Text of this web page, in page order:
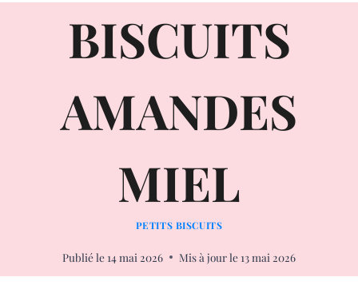
BISCUITS
AMANDES
MIEL
PETITS BISCUITS
Publié le 14 mai 2026 Mis à jour le 13 mai 2026